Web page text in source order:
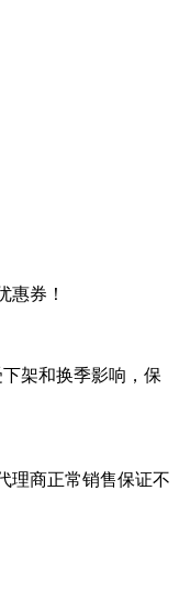
惠券！
架和换季影响，保
理商正常销售保证不